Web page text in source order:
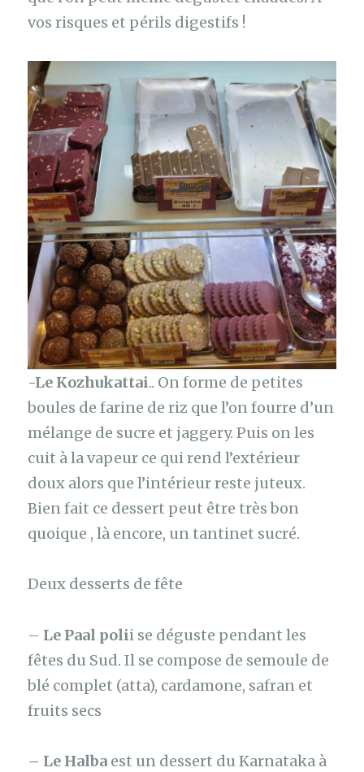
vos risques et périls digestifs !
-Le Kozhukattai.. On forme de petites
boules de farine de riz que l’on fourre d’un
mélange de sucre et jaggery. Puis on les
cuit à la vapeur ce qui rend l’extérieur
doux alors que l’intérieur reste juteux.
Bien fait ce dessert peut être très bon
quoique , là encore, un tantinet sucré.
Deux desserts de fête
– Le Paal polii se déguste pendant les
fêtes du Sud. Il se compose de semoule de
blé complet (atta), cardamone, safran et
fruits secs
– Le Halba est un dessert du Karnataka à